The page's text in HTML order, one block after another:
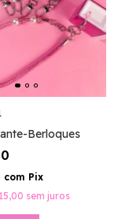
Berloques
com Pix
sem juros